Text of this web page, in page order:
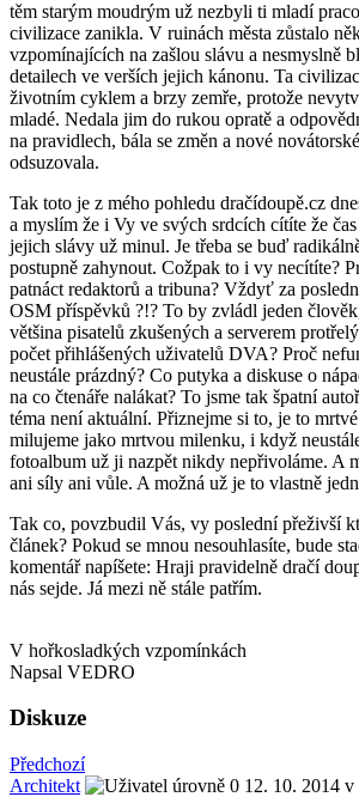
těm starým moudrým už nezbyli ti mladí
civilizace zanikla. V ruinách města zůstalo
vzpomínajících na zašlou slávu a nesmyslně
detailech ve verších jejich kánonu. Ta
životním cyklem a brzy zemře, protože
mladé. Nedala jim do rukou opratě a
na pravidlech, bála se změn a nové
odsuzovala.
Tak toto je z mého pohledu dračídoupě.cz
a myslím že i Vy ve svých srdcích cítíte že
jejich slávy už minul. Je třeba se buď
postupně zahynout. Cožpak to i vy necítíte?
patnáct redaktorů a tribuna? Vždyť za
OSM příspěvků ?!? To by zvládl jeden
většina pisatelů zkušených a serverem
počet přihlášených uživatelů DVA? Proč
neustále prázdný? Co putyka a diskuse o
na co čtenáře nalákat? To jsme tak špatní
téma není aktuální. Přiznejme si to, je to
milujeme jako mrtvou milenku, i když
fotoalbum už ji nazpět nikdy nepřivoláme. A
ani síly ani vůle. A možná už je to vlastně
Tak co, povzbudil Vás, vy poslední přeživší
článek? Pokud se mnou nesouhlasíte, bude
komentář napíšete: Hraji pravidelně dračí
nás sejde. Já mezi ně stále patřím.
V hořkosladkých vzpomínkách
Napsal VEDRO
Diskuze
Předchozí
Architekt
12. 10. 2014 v